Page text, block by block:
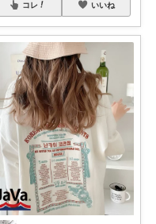
コレ いいね